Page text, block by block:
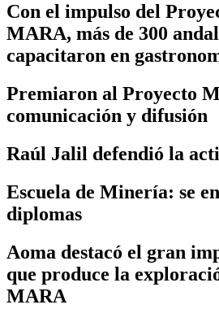
Con el impulso del
MARA, más de 300
capacitaron en
Premiaron al Proyecto
comunicación y difusión
Raúl Jalil defendió la
Escuela de Minería: se
diplomas
Aoma destacó el gran
que produce la
MARA